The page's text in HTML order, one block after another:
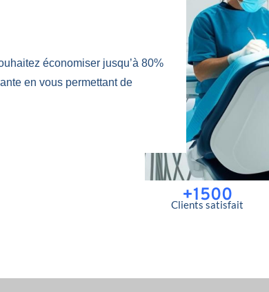
économiser jusqu’à 80%
en vous permettant de
+1500
Clients satisfait